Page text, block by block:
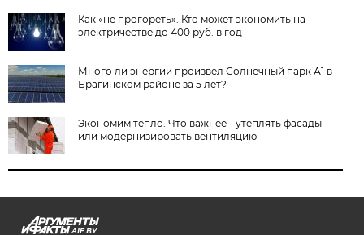
Как «не прогореть». Кто может экономить на
электричестве до 400 руб. в год
Много ли энергии произвел Солнечный парк А1 в
Брагинском районе за 5 лет?
Экономим тепло. Что важнее - утеплять фасады
или модернизировать вентиляцию
AIF.BY